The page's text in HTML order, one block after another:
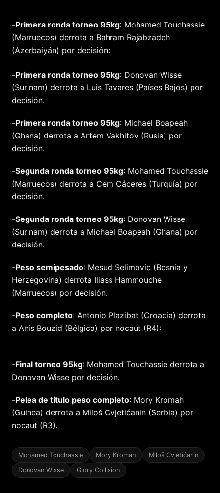
-Primera ronda torneo 95kg: Mohamed Touchassie
(Marruecos) derrota a Bahram Rajabzadeh
(Azerbaiyán) por decisión:
-Primera ronda torneo 95kg: Donovan Wisse
(Surinam) derrota a Luis Tavares (Países Bajos) por
decisión.
-Primera ronda torneo 95kg: Michael Boapeah
(Ghana) derrota a Artem Vakhitov (Rusia) por
decisión.
-Segunda ronda torneo 95kg: Mohamed Touchassie
(Marruecos) derrota a Cem Cáceres (Turquía) por
decisión.
-Segunda ronda torneo 95kg: Donovan Wisse
(Surinam) derrota a Michael Boapeah (Ghana) por
decisión.
-Peso semipesado: Mesud Selimovic (Bosnia y
Herzegovina) derrota Iliass Hammouche
(Marruecos) por decisión.
-Peso completo: Antonio Plazibat (Croacia) derrota
a Anis Bouzid (Bélgica) por nocaut (R4):
-Final torneo 95kg: Mohamed Touchassie derrota a
Donovan Wisse por decisión.
-Pelea de título peso completo: Mory Kromah
(Guinea) derrota a Miloš Cvjetićanin (Serbia) por
nocaut (R3).
Mohamed Touchassie Mory Kromah Miloš Cvjetićanin
Donovan Wisse Glory Collision